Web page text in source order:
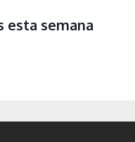
esta semana